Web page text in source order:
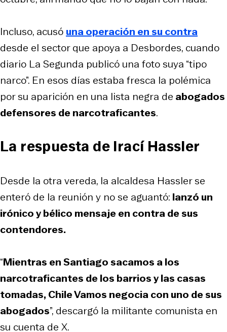
Incluso, acusó una operación en su contra
desde el sector que apoya a Desbordes, cuando
diario La Segunda publicó una foto suya “tipo
narco”. En esos días estaba fresca la polémica
por su aparición en una lista negra de abogados
defensores de narcotraficantes.
La respuesta de Irací Hassler
Desde la otra vereda, la alcaldesa Hassler se
enteró de la reunión y no se aguantó: lanzó un
irónico y bélico mensaje en contra de sus
contendores.
“Mientras en Santiago sacamos a los
narcotraficantes de los barrios y las casas
tomadas, Chile Vamos negocia con uno de sus
abogados”, descargó la militante comunista en
su cuenta de X.